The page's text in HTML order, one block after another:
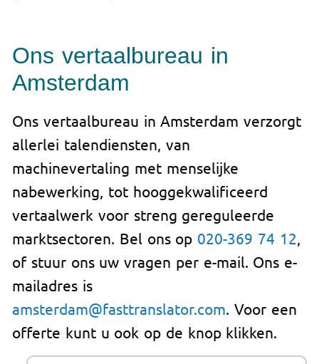
Ons vertaalbureau in
Amsterdam
Ons vertaalbureau in Amsterdam verzorgt
allerlei talendiensten, van
machinevertaling met menselijke
nabewerking, tot hooggekwalificeerd
vertaalwerk voor streng gereguleerde
marktsectoren. Bel ons op 020-369 74 12
of stuur ons uw vragen per e-mail. Ons e-
mailadres is
amsterdam@fasttranslator.com. Voor een
offerte kunt u ook op de knop klikken.